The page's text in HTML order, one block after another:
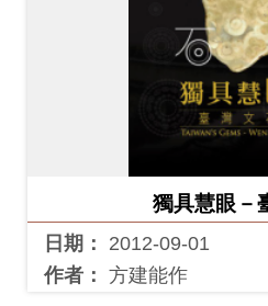
獨具慧眼－
日期：
2012-09-01
作者： 方建能作